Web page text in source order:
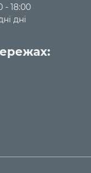
- 18:00
дні